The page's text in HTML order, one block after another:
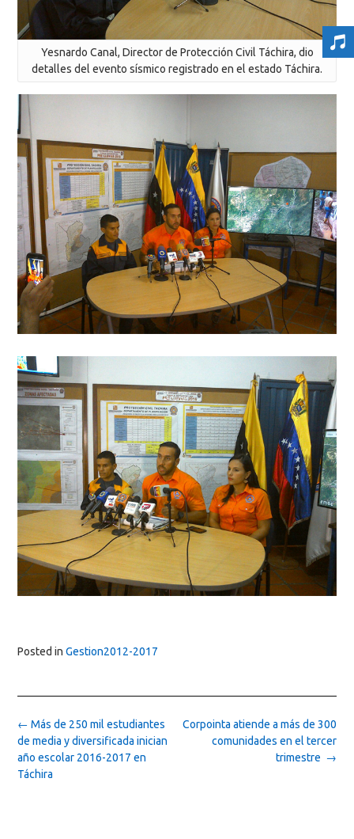
Yesnardo Canal, Director de Protección Civil Táchira, dio
detalles del evento sísmico registrado en el estado Táchira.
Posted in Gestion2012-2017
Post
navigation
Corpointa atiende a más de 300
comunidades en el tercer
trimestre →
← Más de 250 mil estudiantes
de media y diversificada inician
año escolar 2016-2017 en
Táchira